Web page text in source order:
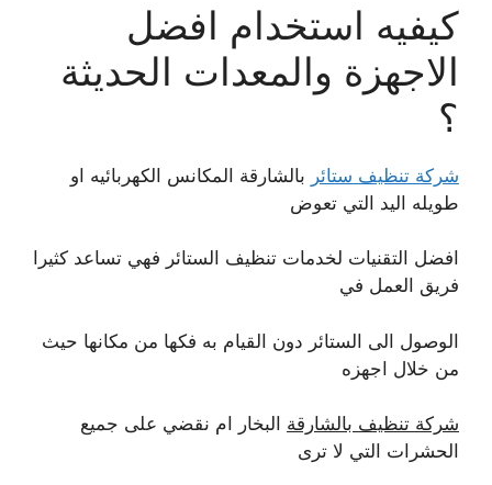
كيفيه استخدام افضل
الاجهزة والمعدات الحديثة
؟
شركة تنظيف ستائر بالشارقة المكانس الكهربائيه او
طويله اليد التي تعوض
افضل التقنيات لخدمات تنظيف الستائر فهي تساعد كثيرا
فريق العمل في
الوصول الى الستائر دون القيام به فكها من مكانها حيث
من خلال اجهزه
شركة تنظيف بالشارقة البخار ام نقضي على جميع
الحشرات التي لا ترى